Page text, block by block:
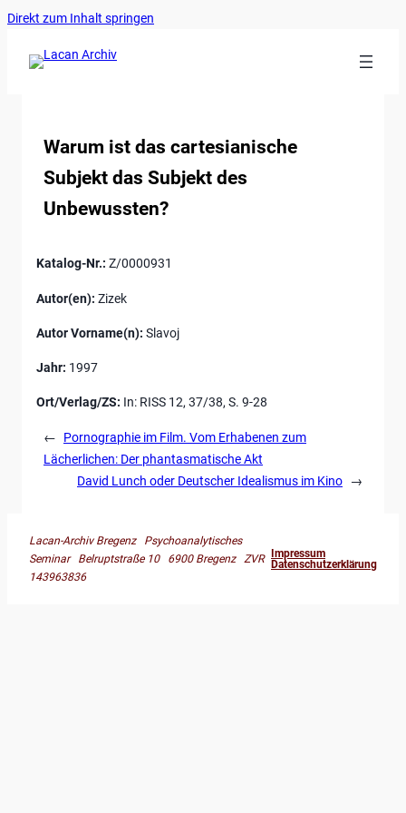
Direkt zum Inhalt springen
Warum ist das cartesianische
Subjekt das Subjekt des
Unbewussten?
Katalog-Nr.: Z/0000931
Autor(en): Zizek
Autor Vorname(n): Slavoj
Jahr: 1997
Ort/Verlag/ZS: In: RISS 12, 37/38, S. 9-28
←
Pornographie im Film. Vom Erhabenen zum
Lächerlichen: Der phantasmatische Akt
David Lunch oder Deutscher Idealismus im Kino
→
Lacan-Archiv Bregenz Psychoanalytisches
Seminar Belruptstraße 10 6900 Bregenz ZVR
143963836
Impressum
Datenschutzerklärung